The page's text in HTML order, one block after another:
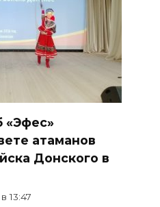
«Эфес»
атаманов
Донского в
13:47